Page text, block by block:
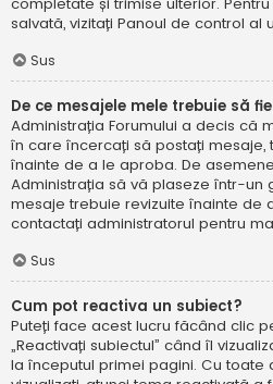
completate și trimise ulterior.
salvată, vizitați Panoul de control al
Sus
De ce mesajele mele trebuie să
Administrația Forumului a decis că
în care încercați să postați mesaje,
înainte de a le aproba. De
Administrația să vă plaseze într-un
mesaje trebuie revizuite înainte de
contactați administratorul pentru
Sus
Cum pot reactiva un subiect?
Puteți face acest lucru făcând clic
„Reactivați subiectul” când îl
la începutul primei pagini. Cu toate